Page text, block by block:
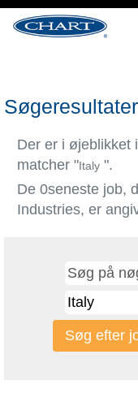
Der er i øjeblikket
matcher "Italy ".
De 0seneste job,
Industries, er